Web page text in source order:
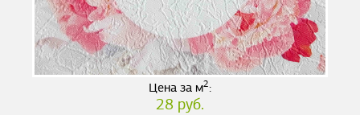
Цена за м2:
28 руб.